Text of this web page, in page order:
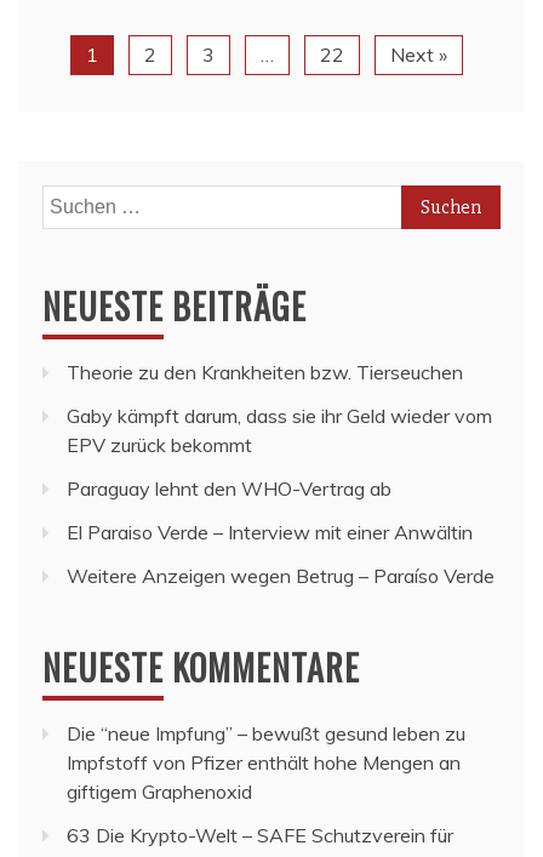
1 2 3 22 Next »
Suchen
nach:
NEUESTE BEITRÄGE
Theorie zu den Krankheiten bzw. Tierseuchen
Gaby kämpft darum, dass sie ihr Geld wieder vom
EPV zurück bekommt
Paraguay lehnt den WHO-Vertrag ab
El Paraiso Verde – Interview mit einer Anwältin
Weitere Anzeigen wegen Betrug – Paraíso Verde
NEUESTE KOMMENTARE
Die “neue Impfung” – bewußt gesund leben zu
Impfstoff von Pfizer enthält hohe Mengen an
giftigem Graphenoxid
63 Die Krypto-Welt – SAFE Schutzverein für